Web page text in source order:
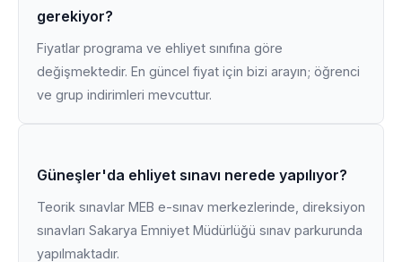
gerekiyor?
Fiyatlar programa ve ehliyet sınıfına göre
değişmektedir. En güncel fiyat için bizi arayın; öğrenci
ve grup indirimleri mevcuttur.
Güneşler'da ehliyet sınavı nerede yapılıyor?
Teorik sınavlar MEB e-sınav merkezlerinde, direksiyon
sınavları Sakarya Emniyet Müdürlüğü sınav parkurunda
yapılmaktadır.